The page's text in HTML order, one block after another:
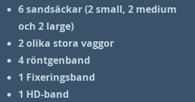
6 sandsäckar (2 small, 2 medium
och 2 large)
2 olika stora vaggor
4 röntgenband
1 Fixeringsband
1 HD-band